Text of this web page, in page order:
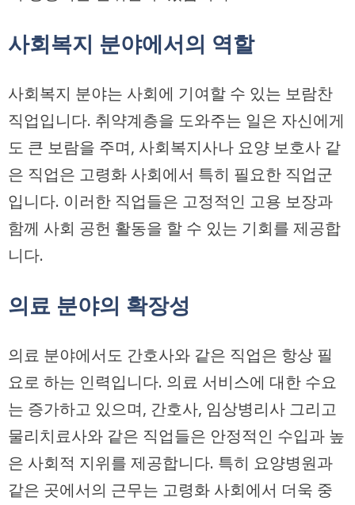
사회복지 분야에서의 역할
사회복지 분야는 사회에 기여할 수 있는 보람찬
직업입니다. 취약계층을 도와주는 일은 자신에게
도 큰 보람을 주며, 사회복지사나 요양 보호사 같
은 직업은 고령화 사회에서 특히 필요한 직업군
입니다. 이러한 직업들은 고정적인 고용 보장과
함께 사회 공헌 활동을 할 수 있는 기회를 제공합
니다.
의료 분야의 확장성
의료 분야에서도 간호사와 같은 직업은 항상 필
요로 하는 인력입니다. 의료 서비스에 대한 수요
는 증가하고 있으며, 간호사, 임상병리사 그리고
물리치료사와 같은 직업들은 안정적인 수입과 높
은 사회적 지위를 제공합니다. 특히 요양병원과
같은 곳에서의 근무는 고령화 사회에서 더욱 중